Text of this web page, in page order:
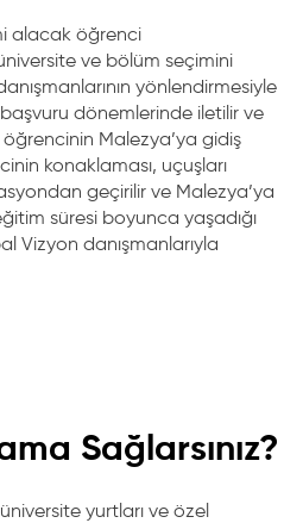
alacak öğrenci
ve bölüm seçimini
yönlendirmesiyle
dönemlerinde iletilir ve
Malezya’ya gidiş
konaklaması, uçuşları
geçirilir ve Malezya’ya
süresi boyunca yaşadığı
Vizyon danışmanlarıyla
Sağlarsınız?
yurtları ve özel